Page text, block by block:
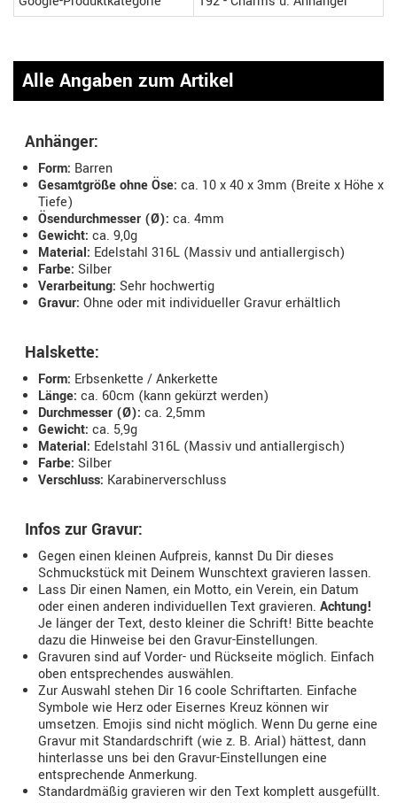
Alle Angaben zum Artikel
Anhänger:
Form: Barren
Gesamtgröße ohne Öse: ca. 10 x 40 x 3mm (Breite x Höhe x
Tiefe)
Ösendurchmesser (Ø): ca. 4mm
Gewicht: ca. 9,0g
Material: Edelstahl 316L (Massiv und antiallergisch)
Farbe: Silber
Verarbeitung: Sehr hochwertig
Gravur: Ohne oder mit individueller Gravur erhältlich
Halskette:
Form: Erbsenkette / Ankerkette
Länge: ca. 60cm (kann gekürzt werden)
Durchmesser (Ø): ca. 2,5mm
Gewicht: ca. 5,9g
Material: Edelstahl 316L (Massiv und antiallergisch)
Farbe: Silber
Verschluss: Karabinerverschluss
Infos zur Gravur:
Gegen einen kleinen Aufpreis, kannst Du Dir dieses
Schmuckstück mit Deinem Wunschtext gravieren lassen.
Lass Dir einen Namen, ein Motto, ein Verein, ein Datum
oder einen anderen individuellen Text gravieren. Achtung!
Je länger der Text, desto kleiner die Schrift! Bitte beachte
dazu die Hinweise bei den Gravur-Einstellungen.
Gravuren sind auf Vorder- und Rückseite möglich. Einfach
oben entsprechendes auswählen.
Zur Auswahl stehen Dir 16 coole Schriftarten. Einfache
Symbole wie Herz oder Eisernes Kreuz können wir
umsetzen. Emojis sind nicht möglich. Wenn Du gerne eine
Gravur mit Standardschrift (wie z. B. Arial) hättest, dann
hinterlasse uns bei den Gravur-Einstellungen eine
entsprechende Anmerkung.
Standardmäßig gravieren wir den Text komplett ausgefüllt.